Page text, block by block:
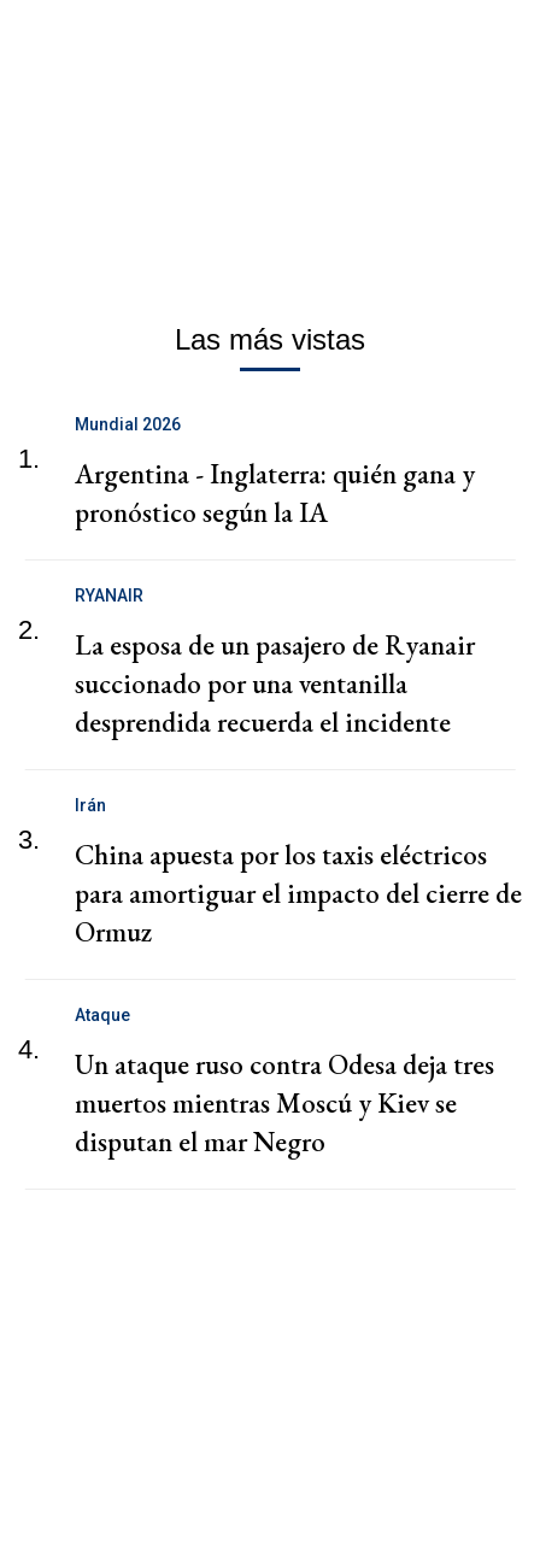
Las más vistas
1.
Mundial 2026
Argentina - Inglaterra: quién gana y
pronóstico según la IA
2.
RYANAIR
La esposa de un pasajero de Ryanair
succionado por una ventanilla
desprendida recuerda el incidente
3.
Irán
China apuesta por los taxis eléctricos
para amortiguar el impacto del cierre de
Ormuz
4.
Ataque
Un ataque ruso contra Odesa deja tres
muertos mientras Moscú y Kiev se
disputan el mar Negro